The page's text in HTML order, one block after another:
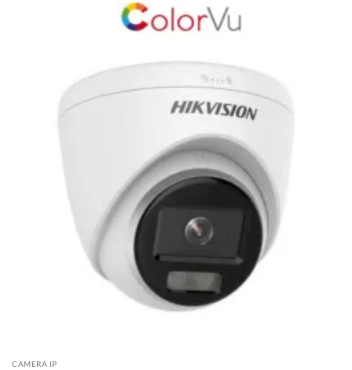
CAMERA IP